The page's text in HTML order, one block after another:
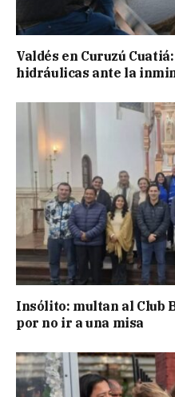
Valdés en Curuzú
hidráulicas ante la
Insólito: multan al Club
por no ir a una misa